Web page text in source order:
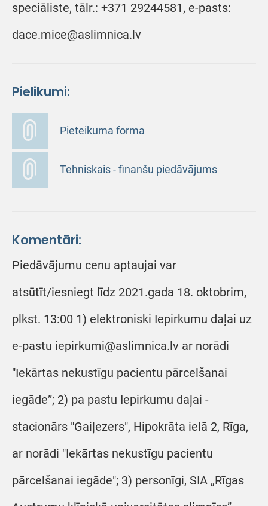
speciāliste, tālr.: +371 29244581, e-pasts:
dace.mice@aslimnica.lv
Pielikumi:
Pieteikuma forma
Tehniskais - finanšu piedāvājums
Komentāri:
Piedāvājumu cenu aptaujai var
atsūtīt/iesniegt līdz 2021.gada 18. oktobrim,
plkst. 13:00 1) elektroniski Iepirkumu daļai uz
e-pastu iepirkumi@aslimnica.lv ar norādi
"Iekārtas nekustīgu pacientu pārcelšanai
iegāde”; 2) pa pastu Iepirkumu daļai -
stacionārs "Gaiļezers", Hipokrāta ielā 2, Rīga,
ar norādi "Iekārtas nekustīgu pacientu
pārcelšanai iegāde"; 3) personīgi, SIA „Rīgas